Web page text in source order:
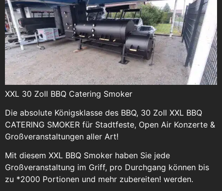
XXL 30 Zoll BBQ Catering Smoker
Die absolute Königsklasse des BBQ, 30 Zoll XXL BBQ
CATERING SMOKER für Stadtfeste, Open Air Konzerte &
Großveranstaltungen aller Art!
Mit diesem XXL BBQ Smoker haben Sie jede
Großveranstaltung im Griff, pro Durchgang können bis
zu *2000 Portionen und mehr zubereiten! werden.